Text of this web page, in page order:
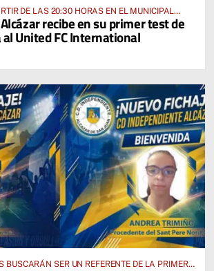
DE LAS 20:30 HORAS EN EL MUNICIPAL
MECO”
recibe en su primer test de
United FC International
SER UN REFERENTE DE LA PRIMERA